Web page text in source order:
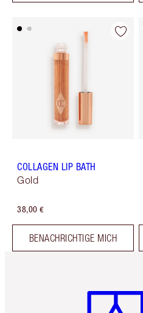
COLLAGEN LIP BATH
Gold
38,00 €
BENACHRICHTIGE MICH